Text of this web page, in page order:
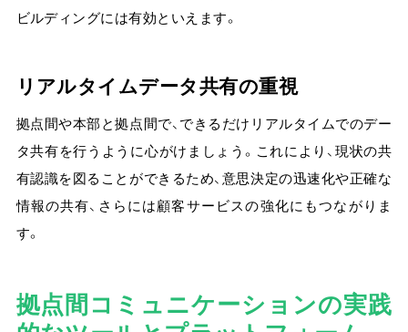
ビルディングには有効といえます。
リアルタイムデータ共有の重視
拠点間や本部と拠点間で、できるだけリアルタイムでのデー
タ共有を行うように心がけましょう。これにより、現状の共
有認識を図ることができるため、意思決定の迅速化や正確な
情報の共有、さらには顧客サービスの強化にもつながりま
す。
拠点間コミュニケーションの実践